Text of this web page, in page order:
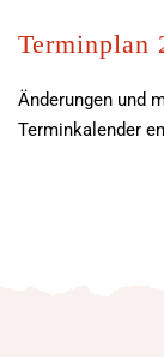
Terminplan
Änderungen und
Terminkalender